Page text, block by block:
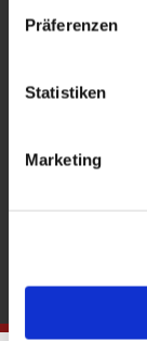
Präferenzen
Statistiken
Marketing
Offene